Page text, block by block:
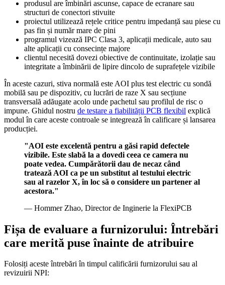
produsul are îmbinări ascunse, capace de ecranare sau
structuri de conectori stivuite
proiectul utilizează rețele critice pentru impedanță sau piese cu
pas fin și număr mare de pini
programul vizează IPC Clasa 3, aplicații medicale, auto sau
alte aplicații cu consecințe majore
clientul necesită dovezi obiective de continuitate, izolație sau
integritate a îmbinării de lipire dincolo de suprafețele vizibile
În aceste cazuri, stiva normală este AOI plus test electric cu sondă
mobilă sau pe dispozitiv, cu lucrări de raze X sau secțiune
transversală adăugate acolo unde pachetul sau profilul de risc o
impune. Ghidul nostru de testare a fiabilității PCB flexibil explică
modul în care aceste controale se integrează în calificare și lansarea
producției.
"AOI este excelentă pentru a găsi rapid defectele
vizibile. Este slabă la a dovedi ceea ce camera nu
poate vedea. Cumpărătorii dau de necaz când
tratează AOI ca pe un substitut al testului electric
sau al razelor X, în loc să o considere un partener al
acestora."
— Hommer Zhao, Director de Inginerie la FlexiPCB
Fișa de evaluare a furnizorului: Întrebări
care merită puse înainte de atribuire
Folosiți aceste întrebări în timpul calificării furnizorului sau al
revizuirii NPI: